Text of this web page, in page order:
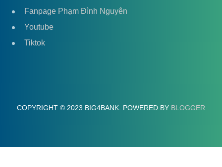
Fanpage Phạm Đình Nguyên
Youtube
Tiktok
COPYRIGHT © 2023 BIG4BANK. POWERED BY BLOGGER